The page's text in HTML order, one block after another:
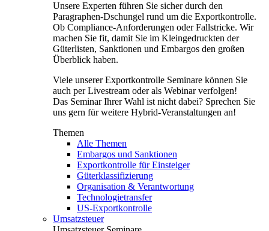
Unsere Experten führen Sie sicher durch den
Paragraphen-Dschungel rund um die Exportkontrolle.
Ob Compliance-Anforderungen oder Fallstricke. Wir
machen Sie fit, damit Sie im Kleingedruckten der
Güterlisten, Sanktionen und Embargos den großen
Überblick haben.
Viele unserer Exportkontrolle Seminare können Sie
auch per Livestream oder als Webinar verfolgen!
Das Seminar Ihrer Wahl ist nicht dabei? Sprechen Sie
uns gern für weitere Hybrid-Veranstaltungen an!
Themen
Alle Themen
Embargos und Sanktionen
Exportkontrolle für Einsteiger
Güterklassifizierung
Organisation & Verantwortung
Technologietransfer
US-Exportkontrolle
Umsatzsteuer